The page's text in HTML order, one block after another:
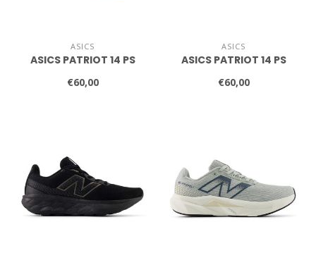
ASICS
ASICS PATRIOT 14 PS
€60,00
ASICS
ASICS PATRIOT 14 PS
€60,00